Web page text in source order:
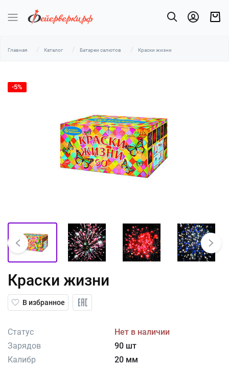
Главная Каталог Батареи салютов Краски жизни
-5%
Краски жизни
В избранное
Статус
Нет в наличии
Зарядов
90 шт
Калибр
20 мм